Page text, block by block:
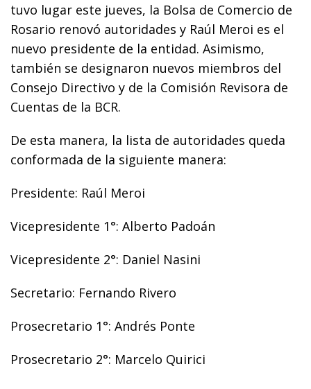
tuvo lugar este jueves, la Bolsa de Comercio de
Rosario renovó autoridades y Raúl Meroi es el
nuevo presidente de la entidad. Asimismo,
también se designaron nuevos miembros del
Consejo Directivo y de la Comisión Revisora de
Cuentas de la BCR.
De esta manera, la lista de autoridades queda
conformada de la siguiente manera:
Presidente: Raúl Meroi
Vicepresidente 1°: Alberto Padoán
Vicepresidente 2°: Daniel Nasini
Secretario: Fernando Rivero
Prosecretario 1°: Andrés Ponte
Prosecretario 2°: Marcelo Quirici